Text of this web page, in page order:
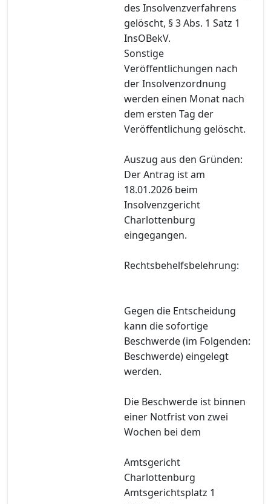
des Insolvenzverfahrens
gelöscht, § 3 Abs. 1 Satz 1
InsOBekV.
Sonstige
Veröffentlichungen nach
der Insolvenzordnung
werden einen Monat nach
dem ersten Tag der
Veröffentlichung gelöscht.
Auszug aus den Gründen:
Der Antrag ist am
18.01.2026 beim
Insolvenzgericht
Charlottenburg
eingegangen.
Rechtsbehelfsbelehrung:
Gegen die Entscheidung
kann die sofortige
Beschwerde (im Folgenden:
Beschwerde) eingelegt
werden.
Die Beschwerde ist binnen
einer Notfrist von zwei
Wochen bei dem
Amtsgericht
Charlottenburg
Amtsgerichtsplatz 1